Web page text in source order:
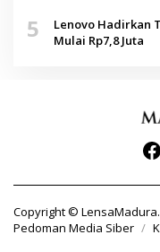
5
Lenovo Hadirkan
Mulai Rp7,8 Juta
Copyright ©
Pedoman Media Siber